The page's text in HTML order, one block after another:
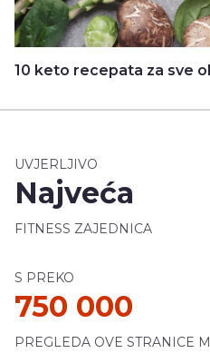
10 keto recepata za sve
UVJERLJIVO
Najveća
FITNESS ZAJEDNICA
S PREKO
750 000
PREGLEDA OVE STRANICE